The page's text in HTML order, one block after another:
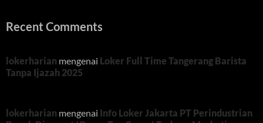
Recent Comments
lokerharian mengenai Loker Full Time Tangerang Barista
Tanpa Ijazah 2025
lokerharian mengenai Info Loker Jakarta PT Perindustrian